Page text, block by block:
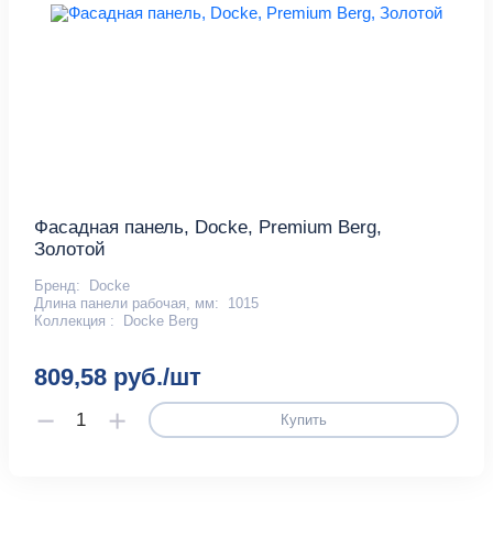
Фасадная панель, Docke, Premium Berg,
Золотой
Бренд:
Docke
Длина панели рабочая, мм:
1015
Коллекция :
Docke Berg
809,58 руб./шт
Купить